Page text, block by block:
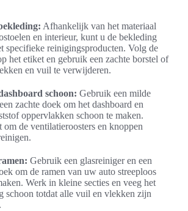
Afhankelijk van het materiaal
en interieur, kunt u de bekleding
specifieke reinigingsproducten. Volg de
het etiket en gebruik een zachte borstel of
en vuil te verwijderen.
schoon: Gebruik een milde
zachte doek om het dashboard en
oppervlakken schoon te maken.
om de ventilatieroosters en knoppen
Gebruik een glasreiniger en een
om de ramen van uw auto streeploos
Werk in kleine secties en veeg het
schoon totdat alle vuil en vlekken zijn